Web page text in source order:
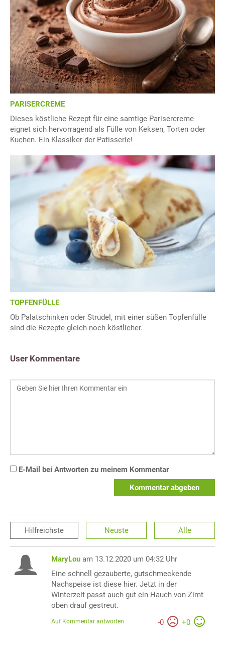
PARISERCREME
Dieses köstliche Rezept für eine samtige Parisercreme
eignet sich hervorragend als Fülle von Keksen, Torten oder
Kuchen. Ein Klassiker der Patisserie!
TOPFENFÜLLE
Ob Palatschinken oder Strudel, mit einer süßen Topfenfülle
sind die Rezepte gleich noch köstlicher.
User Kommentare
E-Mail bei Antworten zu meinem Kommentar
Kommentar abgeben
Hilfreichste Neuste Alle
MaryLou am 13.12.2020 um 04:32 Uhr
Eine schnell gezauberte, gutschmeckende
Nachspeise ist diese hier. Jetzt in der
Winterzeit passt auch gut ein Hauch von Zimt
oben drauf gestreut.
-0 +0
Auf Kommentar antworten